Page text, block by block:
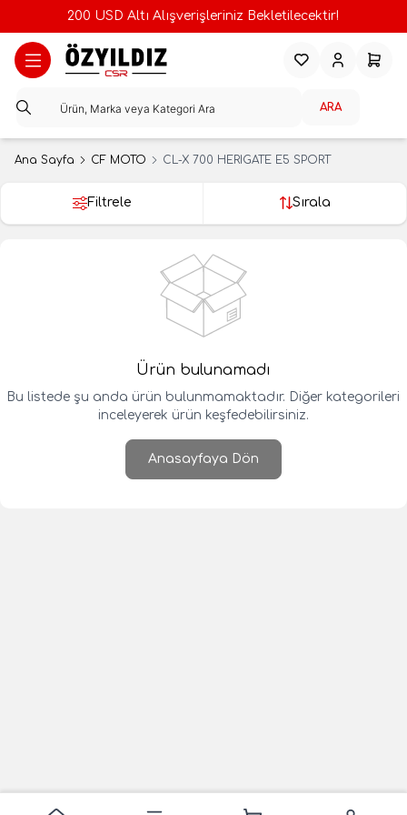
200 USD Altı Alışverişleriniz Bekletilecektir!
ARA
FavorilerimHesabım
Ana Sayfa CF MOTO CL-X 700 HERIGATE E5 SPORT
Filtrele Sırala
Ürün bulunamadı
Bu listede şu anda ürün bulunmamaktadır. Diğer kategorileri
inceleyerek ürün keşfedebilirsiniz.
Anasayfaya Dön